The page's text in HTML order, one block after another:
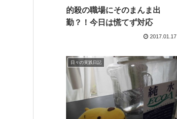
的殺の職場にそのまんま出
勤？！今日は慌てず対応
2017.01.17
日々の実践日記